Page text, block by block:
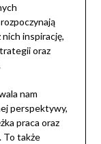
inspirację,
oraz
nam
perspektywy,
praca oraz
To także